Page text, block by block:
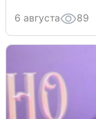
6 августа 89